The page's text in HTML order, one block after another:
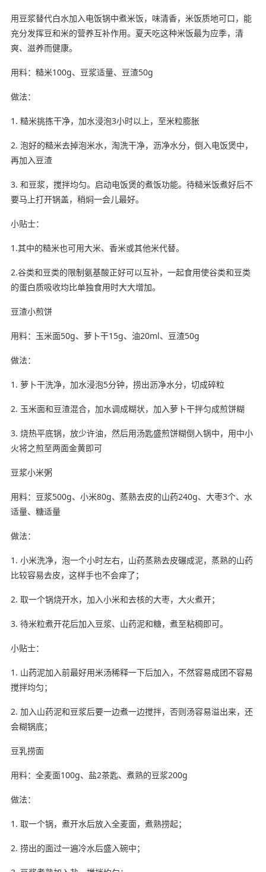
用豆浆替代白水加入电饭锅中煮米饭，味清香，米饭质地可口，能
充分发挥豆和米的营养互补作用。夏天吃这种米饭最为应季，清
爽、滋养而健康。
用料：糙米100g、豆浆适量、豆渣50g
做法：
1. 糙米挑拣干净，加水浸泡3小时以上，至米粒膨胀
2. 泡好的糙米去掉泡米水，淘洗干净，沥净水分，倒入电饭煲中，
再加入豆渣
3. 和豆浆，搅拌均匀。启动电饭煲的煮饭功能。待糙米饭煮好后不
要马上打开锅盖，稍焖一会儿最好。
小贴士：
1.其中的糙米也可用大米、香米或其他米代替。
2.谷类和豆类的限制氨基酸正好可以互补，一起食用使谷类和豆类
的蛋白质吸收均比单独食用时大大增加。
豆渣小煎饼
用料：玉米面50g、萝卜干15g、油20ml、豆渣50g
做法：
1. 萝卜干洗净，加水浸泡5分钟，捞出沥净水分，切成碎粒
2. 玉米面和豆渣混合，加水调成糊状，加入萝卜干拌匀成煎饼糊
3. 烧热平底锅，放少许油，然后用汤匙盛煎饼糊倒入锅中，用中小
火将之煎至两面金黄即可
豆浆小米粥
用料：豆浆500g、小米80g、蒸熟去皮的山药240g、大枣3个、水
适量、糖适量
做法：
1. 小米洗净，泡一个小时左右，山药蒸熟去皮碾成泥，蒸熟的山药
比较容易去皮，这样手也不会痒了；
2. 取一个锅烧开水，加入小米和去核的大枣，大火煮开；
3. 待米粒煮开花后加入豆浆、山药泥和糖，煮至粘稠即可。
小贴士：
1. 山药泥加入前最好用米汤稀释一下后加入，不然容易成团不容易
搅拌均匀；
2. 加入山药泥和豆浆后要一边煮一边搅拌，否则汤容易溢出来，还
会糊锅底；
豆乳捞面
用料：全麦面100g、盐2茶匙、煮熟的豆浆200g
做法：
1. 取一个锅，煮开水后放入全麦面，煮熟捞起；
2. 捞出的面过一遍冷水后盛入碗中；